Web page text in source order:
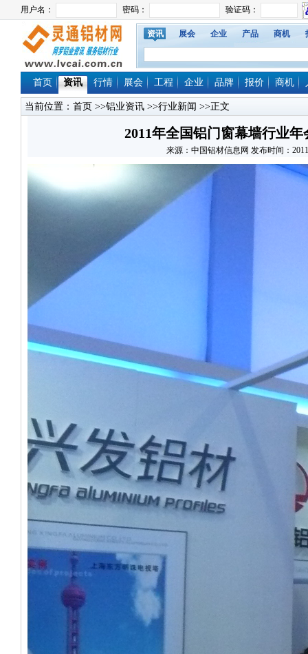
资讯 展会 企业 产品 商机
首页 资讯 行情 展会 工程 企业 品牌 报价 商机
当前位置： 首页 >>铝业资讯 >>行业新闻 >>正文
2011年全国铝门窗幕墙行业
来源：中国铝材信息网 发布时间：